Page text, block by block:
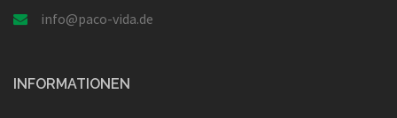
info@paco-vida.de
INFORMATIONEN